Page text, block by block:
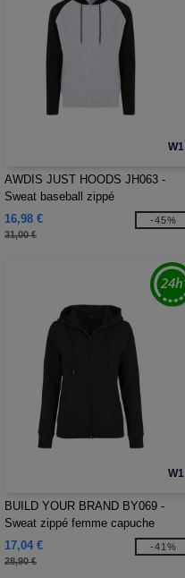
W1
AWDIS JUST HOODS JH063 -
Sweat baseball zippé
16,98 €
31,00 €
-45%
W1
BUILD YOUR BRAND BY069 -
Sweat zippé femme capuche
17,04 €
28,90 €
-41%